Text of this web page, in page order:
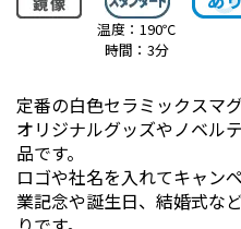
温度：190℃
時間：3分
定番の白色セラミックスマ
オリジナルグッズやノベル
品です。
ロゴや社名を入れてキャン
業記念や誕生日、結婚式な